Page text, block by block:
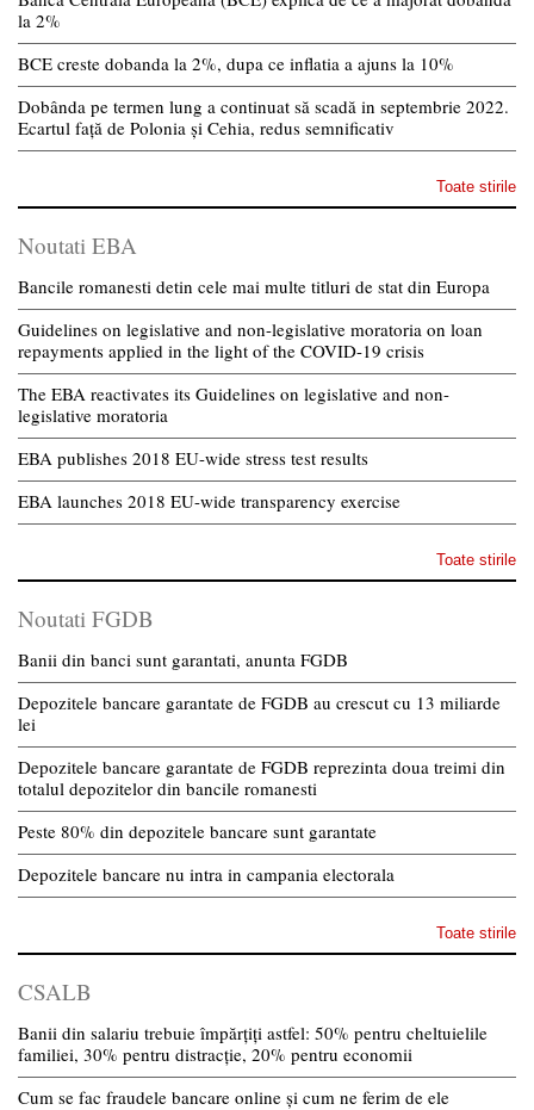
la 2%
BCE creste dobanda la 2%, dupa ce inflatia a ajuns la 10%
Dobânda pe termen lung a continuat să scadă in septembrie 2022.
Ecartul față de Polonia și Cehia, redus semnificativ
Toate stirile
Noutati EBA
Bancile romanesti detin cele mai multe titluri de stat din Europa
Guidelines on legislative and non-legislative moratoria on loan
repayments applied in the light of the COVID-19 crisis
The EBA reactivates its Guidelines on legislative and non-
legislative moratoria
EBA publishes 2018 EU-wide stress test results
EBA launches 2018 EU-wide transparency exercise
Toate stirile
Noutati FGDB
Banii din banci sunt garantati, anunta FGDB
Depozitele bancare garantate de FGDB au crescut cu 13 miliarde
lei
Depozitele bancare garantate de FGDB reprezinta doua treimi din
totalul depozitelor din bancile romanesti
Peste 80% din depozitele bancare sunt garantate
Depozitele bancare nu intra in campania electorala
Toate stirile
CSALB
Banii din salariu trebuie împărțiți astfel: 50% pentru cheltuielile
familiei, 30% pentru distracție, 20% pentru economii
Cum se fac fraudele bancare online și cum ne ferim de ele